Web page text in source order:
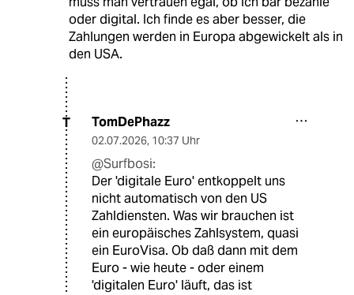
oder digital. Ich finde es aber besser, die
Zahlungen werden in Europa abgewickelt als in
den USA.
T TomDePhazz
02.07.2026, 10:37 Uhr
@Surfbosi:
Der 'digitale Euro' entkoppelt uns
nicht automatisch von den US
Zahldiensten. Was wir brauchen ist
ein europäisches Zahlsystem, quasi
ein EuroVisa. Ob daß dann mit dem
Euro - wie heute - oder einem
'digitalen Euro' läuft, das ist